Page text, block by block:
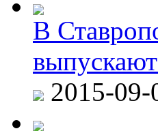
В
2015-09-